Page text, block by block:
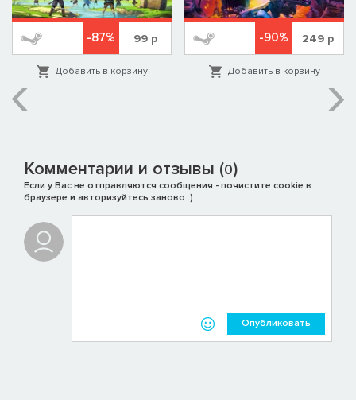
-87% 99р
Добавить в корзину
-90% 249р
Добавить в корзину
Комментарии и отзывы (0)
Если у Вас не отправляются сообщения - почистите cookie в
браузере и авторизуйтесь заново :)
Опубликовать